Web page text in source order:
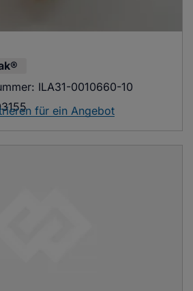
ILA31-0010660-10
für ein Angebot